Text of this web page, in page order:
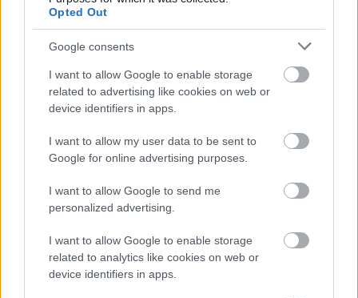
Opted Out
Google consents
I want to allow Google to enable storage
related to advertising like cookies on web or
device identifiers in apps.
I want to allow my user data to be sent to
Google for online advertising purposes.
I want to allow Google to send me
personalized advertising.
I want to allow Google to enable storage
related to analytics like cookies on web or
device identifiers in apps.
2000 éves alapokon Wachau-ban -
Nikolaihof
Április végén egy hosszú hétvégét Wachau-ban és